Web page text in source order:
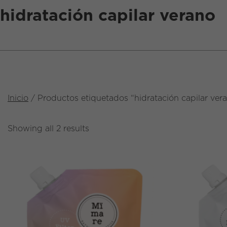
Inicio / Productos etiquetados “hidratación capilar
hidratación capilar verano
Showing all 2 results